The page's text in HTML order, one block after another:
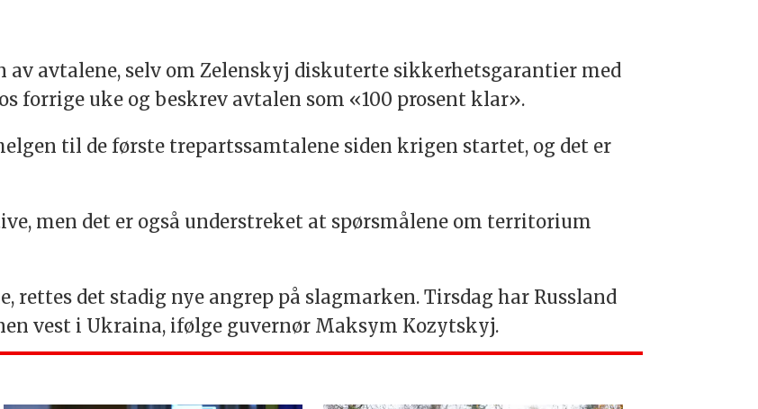
av avtalene, selv om Zelenskyj diskuterte sikkerhetsgarantier med
forrige uke og beskrev avtalen som «100 prosent klar».
til de første trepartssamtalene siden krigen startet, og det er
men det er også understreket at spørsmålene om territorium
rettes det stadig nye angrep på slagmarken. Tirsdag har Russland
vest i Ukraina, ifølge guvernør Maksym Kozytskyj.